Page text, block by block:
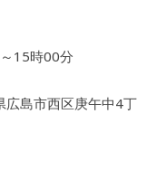
15時00分
島市西区庚午中4丁